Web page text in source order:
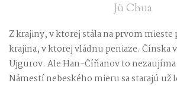
Jü Chua
Z krajiny, v ktorej stála na prvom mieste
krajina, v ktorej vládnu peniaze. Čínska
Ujgurov. Ale Han-Číňanov to
Námestí nebeského mieru sa starajú už